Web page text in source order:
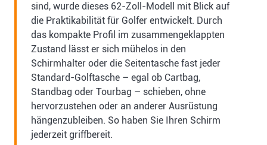
sind, wurde dieses 62-Zoll-Modell mit Blick auf
die Praktikabilität für Golfer entwickelt. Durch
das kompakte Profil im zusammengeklappten
Zustand lässt er sich mühelos in den
Schirmhalter oder die Seitentasche fast jeder
Standard-Golftasche – egal ob Cartbag,
Standbag oder Tourbag – schieben, ohne
hervorzustehen oder an anderer Ausrüstung
hängenzubleiben. So haben Sie Ihren Schirm
jederzeit griffbereit.